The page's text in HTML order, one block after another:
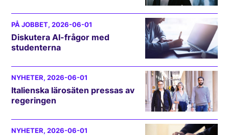
PÅ JOBBET, 2026-06-01
Diskutera AI-frågor med
studenterna
NYHETER, 2026-06-01
Italienska lärosäten pressas av
regeringen
NYHETER, 2026-06-01